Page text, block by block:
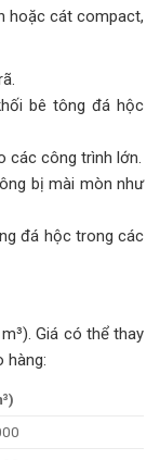
hoặc cát compact,
bê tông đá hộc
các công trình lớn.
bị mài mòn như
đá hộc trong các
Giá có thể thay
hàng: